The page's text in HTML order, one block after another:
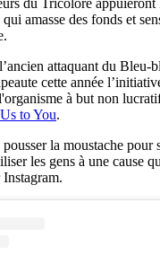
amasse des fonds et
attaquant du Bleu-
cette année
à but non
to You.
la moustache pour
les gens à une cause